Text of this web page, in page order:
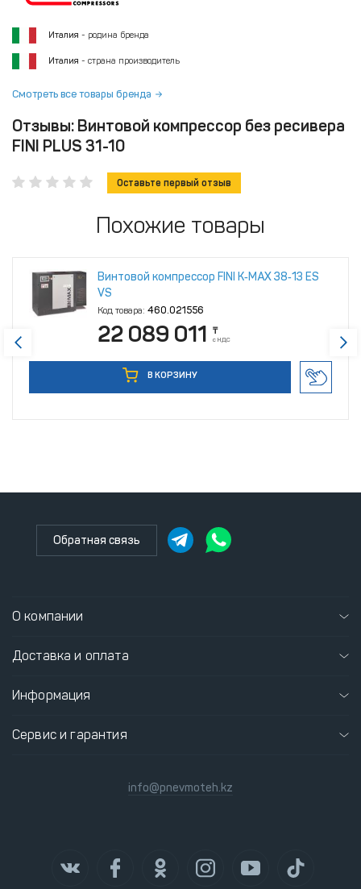
Италия - родина бренда
Италия - страна производитель
Смотреть все товары бренда
Отзывы: Винтовой компрессор без ресивера
FINI PLUS 31-10
Оставьте первый отзыв
Похожие товары
Винтовой компрессор FINI K‑MAX 38‑13 ES
VS
Код товара: 460.021556
22 089 011 ₸
с НДС
В КОРЗИНУ
Обратная связь
О компании
Доставка и оплата
Информация
Сервис и гарантия
info@pnevmoteh.kz